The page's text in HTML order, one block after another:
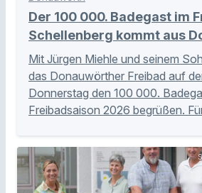
Der 100 000. Badegast im
Schellenberg kommt aus
Mit Jürgen Miehle und seinem
das Donauwörther Freibad auf
Donnerstag den 100 000.
Freibadsaison 2026 begrüßen.